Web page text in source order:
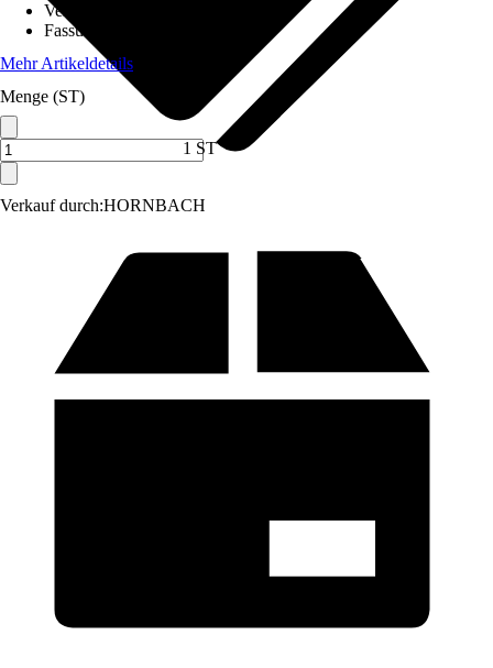
Verkauf durch:HORNBACH
Verwendung
Fassungsvermögen
Mehr Artikeldetails
Menge (ST)
1 ST